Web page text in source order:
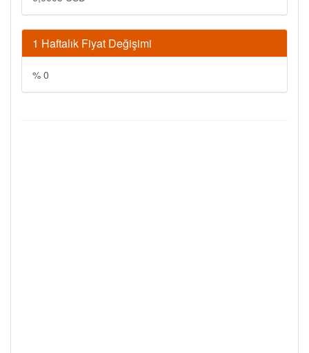
1 Haftalık Fiyat Değişimi
% 0